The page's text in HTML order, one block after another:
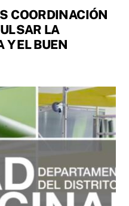
COORDINACIÓN
LA
Y EL BUEN